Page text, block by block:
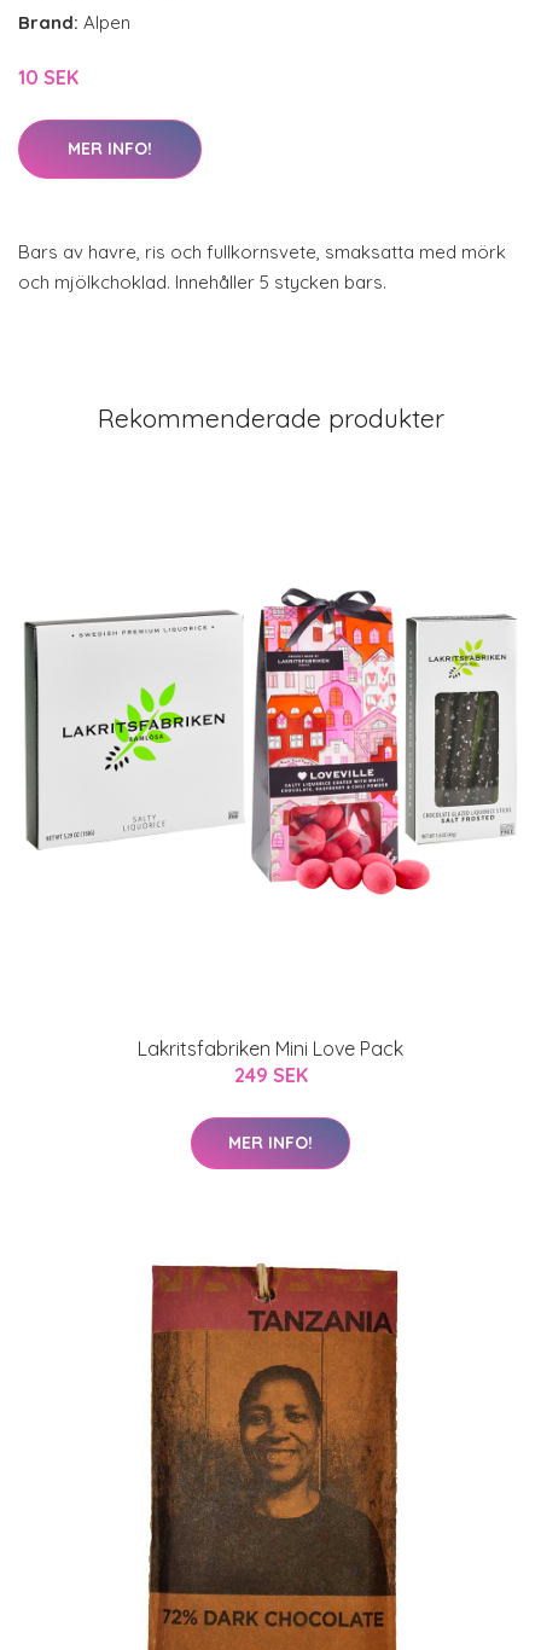
Brand: Alpen
10 SEK
MER INFO!
Bars av havre, ris och fullkornsvete, smaksatta med mörk
och mjölkchoklad. Innehåller 5 stycken bars.
Rekommenderade produkter
Lakritsfabriken Mini Love Pack
249 SEK
MER INFO!